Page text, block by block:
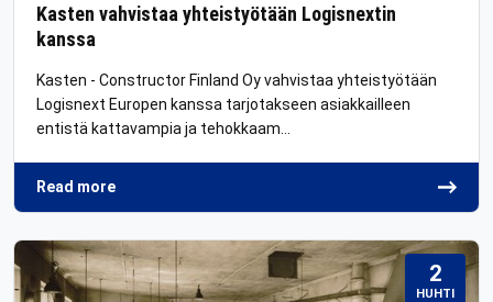
Kasten vahvistaa yhteistyötään Logisnextin
kanssa
Kasten - Constructor Finland Oy vahvistaa yhteistyötään
Logisnext Europen kanssa tarjotakseen asiakkailleen
entistä kattavampia ja tehokkaam…
Read more
2
HUHTI